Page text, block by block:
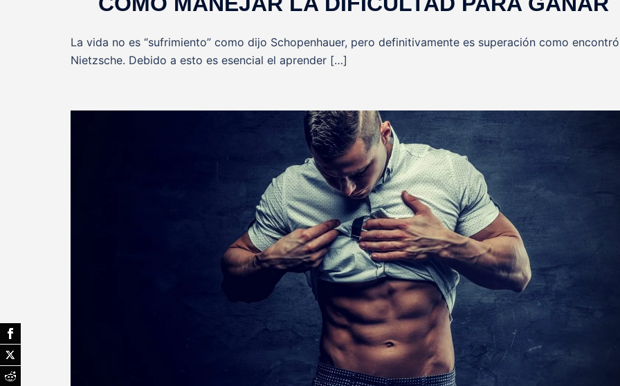
La vida no es “sufrimiento” como dijo Schopenhauer, pero definitivamente es superación como encontró
Nietzsche. Debido a esto es esencial el aprender […]